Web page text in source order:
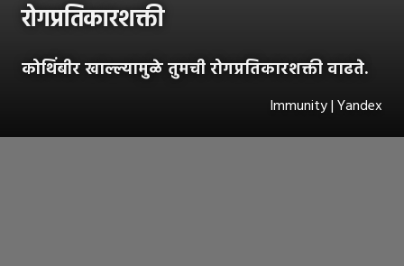
रोगप्रतिकारशक्ती
कोथिंबीर खाल्ल्यामुळे तुमची रोगप्रतिकारशक्ती वाढते.
Immunity | Yandex